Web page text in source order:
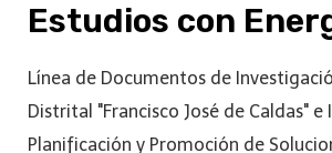
Estudios con
Línea de Documentos de
Distrital "Francisco José de Caldas"
Planificación y Promoción de